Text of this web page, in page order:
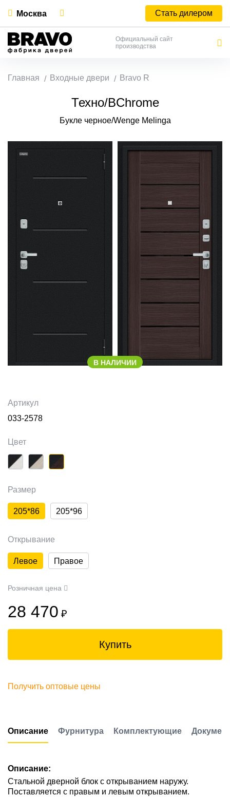
Москва Стать дилером
Официальный сайт
производства
Главная Входные двери Bravo R
Техно/BChrome
Букле черное/Wenge Melinga
В НАЛИЧИИ
Артикул
033-2578
Цвет
Размер
205*86 205*96
Открывание
Левое Правое
Розничная цена
28 470 ₽
Купить
Получить оптовые цены
Описание Фурнитура Комплектующие
Описание:
Стальной дверной блок с открыванием наружу.
Поставляется с правым и левым открыванием.